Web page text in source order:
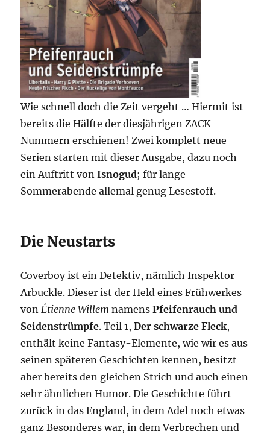
Wie schnell doch die Zeit vergeht … Hiermit ist
bereits die Hälfte der diesjährigen ZACK-
Nummern erschienen! Zwei komplett neue
Serien starten mit dieser Ausgabe, dazu noch
ein Auftritt vonIsnogud; für lange
Sommerabende allemal genug Lesestoff.
Die Neustarts
Coverboy ist ein Detektiv, nämlich Inspektor
Arbuckle. Dieser ist der Held eines Frühwerkes
von Étienne Willem namensPfeifenrauch und
Seidenstrümpfe. Teil 1,Der schwarze Fleck,
enthält keine Fantasy-Elemente, wie wir es aus
seinen späteren Geschichten kennen, besitzt
aber bereits den gleichen Strich und auch einen
sehr ähnlichen Humor. Die Geschichte führt
zurück in das England, in dem Adel noch etwas
ganz Besonderes war, in dem Verbrechen und